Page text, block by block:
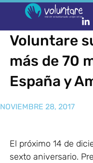
Voluntare
más de 70
España y
NOVIEMBRE 28, 2017
El próximo 14 de
sexto aniversario.